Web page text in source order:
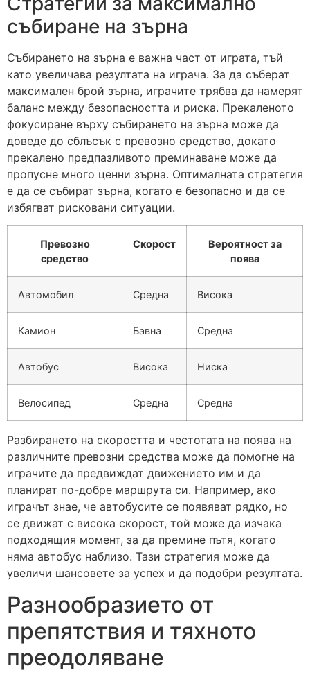
събиране на зърна
Събирането на зърна е важна част от играта, тъй
като увеличава резултата на играча. За да съберат
максимален брой зърна, играчите трябва да намерят
баланс между безопасността и риска. Прекаленото
фокусиране върху събирането на зърна може да
доведе до сблъсък с превозно средство, докато
прекалено предпазливото преминаване може да
пропусне много ценни зърна. Оптималната стратегия
е да се събират зърна, когато е безопасно и да се
избягват рисковани ситуации.
Превозно
средство
Скорост
Вероятност за
поява
Автомобил Средна Висока
Камион Бавна Средна
Автобус Висока Ниска
Велосипед Средна Средна
Разбирането на скоростта и честотата на поява на
различните превозни средства може да помогне на
играчите да предвиждат движението им и да
планират по-добре маршрута си. Например, ако
играчът знае, че автобусите се появяват рядко, но
се движат с висока скорост, той може да изчака
подходящия момент, за да премине пътя, когато
няма автобус наблизо. Тази стратегия може да
увеличи шансовете за успех и да подобри резултата.
Разнообразието от
препятствия и тяхното
преодоляване